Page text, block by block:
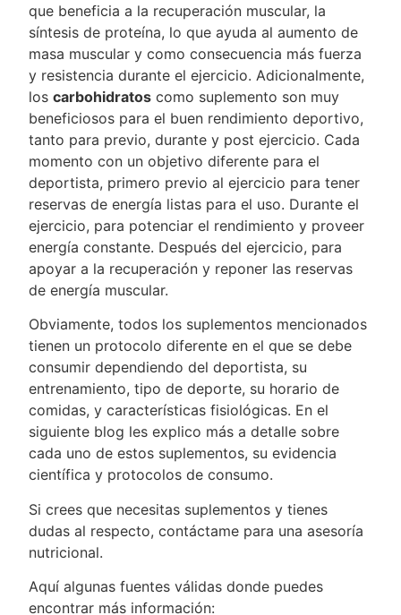
que beneficia a la recuperación muscular, la
síntesis de proteína, lo que ayuda al aumento de
masa muscular y como consecuencia más fuerza
y resistencia durante el ejercicio. Adicionalmente,
los carbohidratos como suplemento son muy
beneficiosos para el buen rendimiento deportivo,
tanto para previo, durante y post ejercicio. Cada
momento con un objetivo diferente para el
deportista, primero previo al ejercicio para tener
reservas de energía listas para el uso. Durante el
ejercicio, para potenciar el rendimiento y proveer
energía constante. Después del ejercicio, para
apoyar a la recuperación y reponer las reservas
de energía muscular.
Obviamente, todos los suplementos mencionados
tienen un protocolo diferente en el que se debe
consumir dependiendo del deportista, su
entrenamiento, tipo de deporte, su horario de
comidas, y características fisiológicas. En el
siguiente blog les explico más a detalle sobre
cada uno de estos suplementos, su evidencia
científica y protocolos de consumo.
Si crees que necesitas suplementos y tienes
dudas al respecto, contáctame para una asesoría
nutricional.
Aquí algunas fuentes válidas donde puedes
encontrar más información: